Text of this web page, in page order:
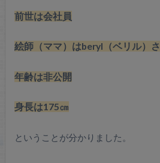
前世は会社員
絵師（ママ）はberyl（ベリル）
年齢は非公開
身長は175㎝
ということが分かりました。